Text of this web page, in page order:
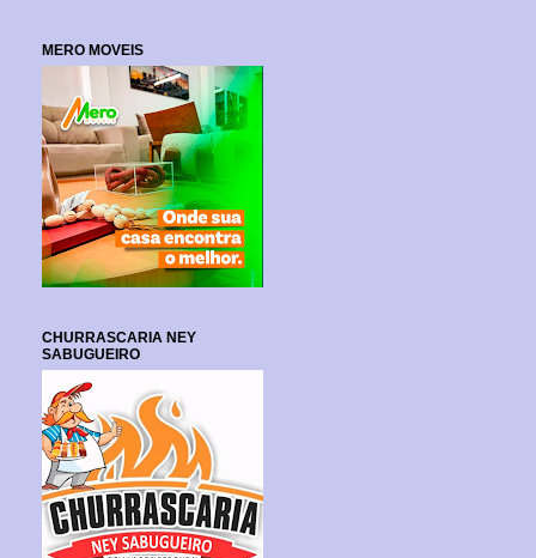
MERO MOVEIS
CHURRASCARIA NEY
SABUGUEIRO